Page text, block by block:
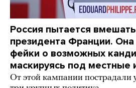
Россия пытается
президента Франции. Она
фейки о возможных
маскируясь под местные
От этой кампании